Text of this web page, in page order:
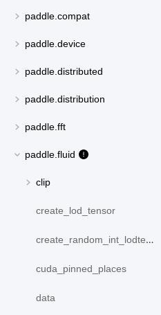
paddle.compat
paddle.device
paddle.distributed
paddle.distribution
paddle.fft
paddle.fluid
clip
create_lod_tensor
create_random_int_lodtensor
cuda_pinned_places
data